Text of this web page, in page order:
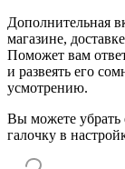
Дополнительная
магазине,
Поможет вам
и развеять его
усмотрению.
Вы можете убрать
галочку в